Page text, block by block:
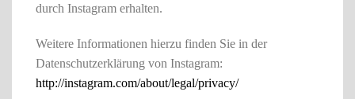
durch Instagram erhalten.
Weitere Informationen hierzu finden Sie in der
Datenschutzerklärung von Instagram:
http://instagram.com/about/legal/privacy/